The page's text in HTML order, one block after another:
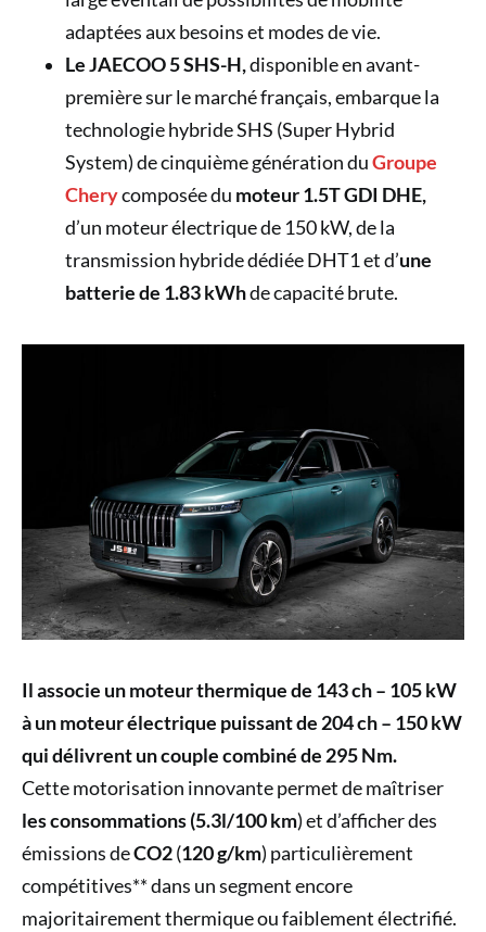
adaptées aux besoins et modes de vie.
Le JAECOO 5 SHS-H,disponible en avant-
première sur le marché français, embarque la
technologie hybride SHS (Super Hybrid
System) de cinquième génération duGroupe
Cherycomposée du moteur 1.5T GDI DHE,
d’un moteur électrique de 150 kW, de la
transmission hybride dédiée DHT1 et d’une
batterie de 1.83 kWhde capacité brute.
Il associe un moteur thermique de 143 ch – 105 kW
à un moteur électrique puissant de 204 ch – 150 kW
qui délivrent un couple combiné de 295 Nm.
Cette motorisation innovante permet de maîtriser
les consommations (5.3l/100 km) et d’afficher des
émissions deCO2(120 g/km) particulièrement
compétitives** dans un segment encore
majoritairement thermique ou faiblement électrifié.